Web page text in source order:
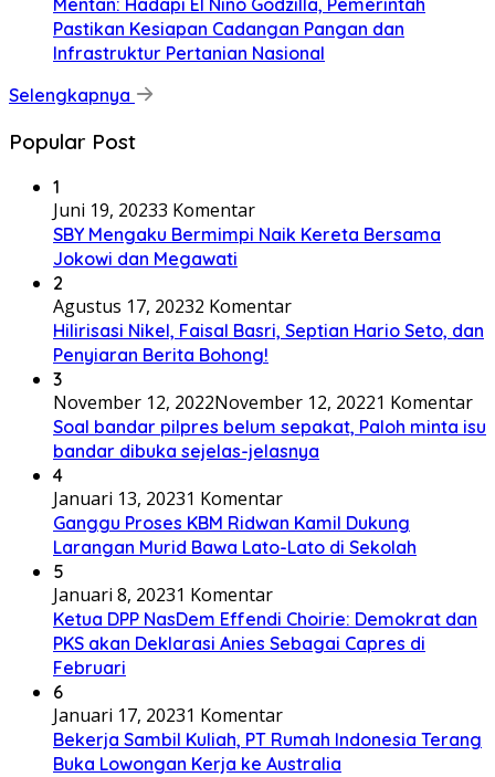
Mentan: Hadapi El Nino Godzilla, Pemerintah
Pastikan Kesiapan Cadangan Pangan dan
Infrastruktur Pertanian Nasional
Selengkapnya
Popular Post
1
Juni 19, 20233 Komentar
SBY Mengaku Bermimpi Naik Kereta Bersama
Jokowi dan Megawati
2
Agustus 17, 20232 Komentar
Hilirisasi Nikel, Faisal Basri, Septian Hario Seto, dan
Penyiaran Berita Bohong!
3
November 12, 2022November 12, 20221 Komentar
Soal bandar pilpres belum sepakat, Paloh minta isu
bandar dibuka sejelas-jelasnya
4
Januari 13, 20231 Komentar
Ganggu Proses KBM Ridwan Kamil Dukung
Larangan Murid Bawa Lato-Lato di Sekolah
5
Januari 8, 20231 Komentar
Ketua DPP NasDem Effendi Choirie: Demokrat dan
PKS akan Deklarasi Anies Sebagai Capres di
Februari
6
Januari 17, 20231 Komentar
Bekerja Sambil Kuliah, PT Rumah Indonesia Terang
Buka Lowongan Kerja ke Australia